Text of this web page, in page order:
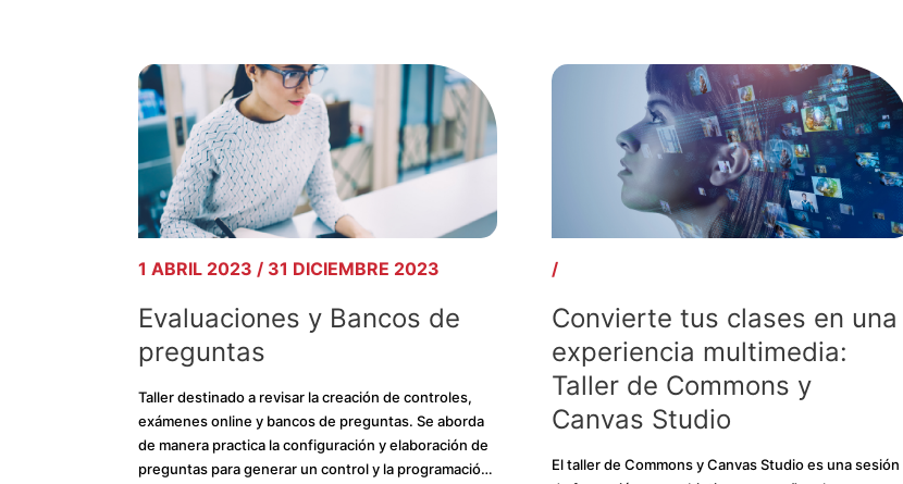
1 ABRIL 2023 / 31 DICIEMBRE 2023
Evaluaciones y Bancos de
preguntas
Taller destinado a revisar la creación de controles,
exámenes online y bancos de preguntas. Se aborda
de manera practica la configuración y elaboración de
preguntas para generar un control y la programación
/
Convierte tus clases en una
experiencia multimedia:
Taller de Commons y
Canvas Studio
El taller de Commons y Canvas Studio es una sesión